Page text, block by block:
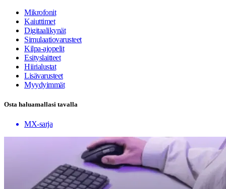
Mikrofonit
Kaiuttimet
Digitaalikynät
Simulaatiovarusteet
Kilpa-ajopelit
Esityslaitteet
Hiirialustat
Lisävarusteet
Myydyimmät
Osta haluamallasi tavalla
MX-sarja